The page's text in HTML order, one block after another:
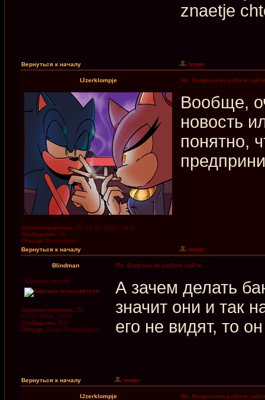
znaetje
Вернуться к началу
IJzerklompje Re: Вопросы по работе
Зарегистрирован: Пт 24.02.2023, 19:11
Сообщения: 46
Откуда: Венгерово
Вообще,
новость
понятно,
Вернуться к началу
Blindman Re: Вопросы по работе сайта
Администратор
Зарегистрирован: Пн
07.07.2003, 13:07
Сообщения: 831
Откуда: Санкт-Петербургх
А зачем делать
значит они и так
его не видят, то
Вернуться к началу
IJzerklompje Re: Вопросы по работе